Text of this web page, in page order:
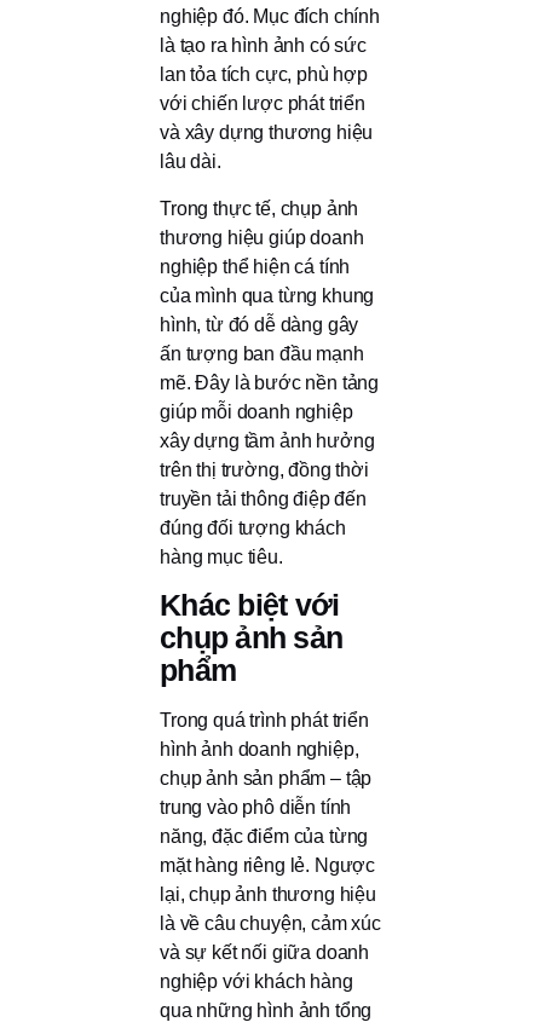
nghiệp đó. Mục đích chính
là tạo ra hình ảnh có sức
lan tỏa tích cực, phù hợp
với chiến lược phát triển
và xây dựng thương hiệu
lâu dài.
Trong thực tế, chụp ảnh
thương hiệu giúp doanh
nghiệp thể hiện cá tính
của mình qua từng khung
hình, từ đó dễ dàng gây
ấn tượng ban đầu mạnh
mẽ. Đây là bước nền tảng
giúp mỗi doanh nghiệp
xây dựng tầm ảnh hưởng
trên thị trường, đồng thời
truyền tải thông điệp đến
đúng đối tượng khách
hàng mục tiêu.
Khác biệt với
chụp ảnh sản
phẩm
Trong quá trình phát triển
hình ảnh doanh nghiệp,
chụp ảnh sản phẩm – tập
trung vào phô diễn tính
năng, đặc điểm của từng
mặt hàng riêng lẻ. Ngược
lại, chụp ảnh thương hiệu
là về câu chuyện, cảm xúc
và sự kết nối giữa doanh
nghiệp với khách hàng
qua những hình ảnh tổng